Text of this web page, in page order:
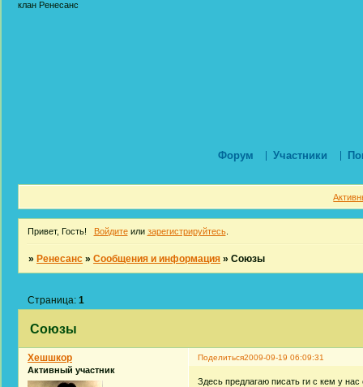
клан Ренесанс
Форум Участники
Привет, Гость! Войдитеили зарегистрируйтесь.
» Ренесанс »Сообщения и информация »Союзы
Союзы
Страница:1
Поделиться2009-09-19 06:09:31
Хешшкор
Активный участник
Здесь предлагаю писать ги с кем у